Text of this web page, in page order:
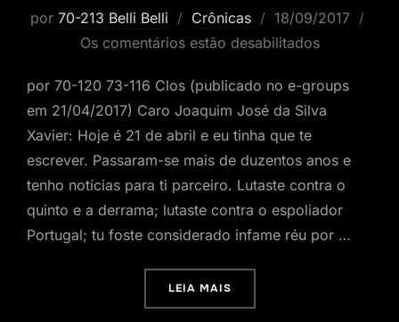
por 70-213 Belli Belli Crônicas
Postado
em
18/09/2017
Os comentários estão desabilitados
por 70-120 73-116 Clos (publicado no e-groups
em 21/04/2017) Caro Joaquim José da Silva
Xavier: Hoje é 21 de abril e eu tinha que te
escrever. Passaram-se mais de duzentos anos e
tenho notícias para ti parceiro. Lutaste contra o
quinto e a derrama; lutaste contra o espoliador
Portugal; tu foste considerado infame réu por …
LEIA MAIS“CARTA PARA TIRADENTES”